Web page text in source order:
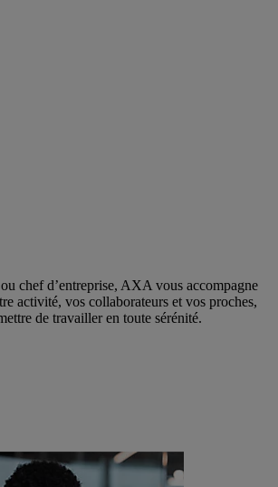
chef d’entreprise, AXA vous accompagne
activité, vos collaborateurs et vos proches,
de travailler en toute sérénité.